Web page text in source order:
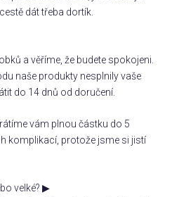
dát třeba dortík.
a věříme, že budete spokojeni.
naše produkty nesplnily vaše
do 14 dnů od doručení.
vám plnou částku do 5
komplikací, protože jsme si jistí
velké? ▶